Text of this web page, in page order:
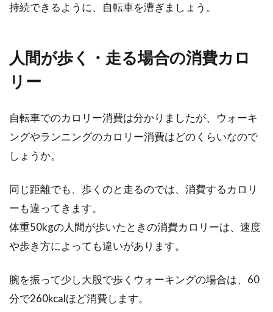
持続できるように、自転車を漕ぎましょう。
人間が歩く・走る場合の消費カロ
リー
自転車でのカロリー消費は分かりましたが、ウォーキ
ングやランニングのカロリー消費はどのくらいなので
しょうか。
同じ距離でも、歩くのと走るのでは、消費するカロリ
ーも違ってきます。
体重50kgの人間が歩いたときの消費カロリーは、速度
や歩き方によっても違いがあります。
腕を振って少し大股で歩くウォーキングの場合は、60
分で260kcalほど消費します。